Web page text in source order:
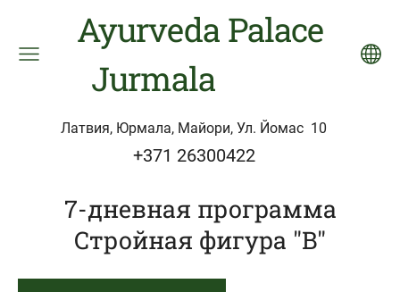
Ayurveda Palace
Jurmala
Латвия, Юрмала, Майори, Ул. Йомас 10
+371 26300422
7-дневная программа
Стройная фигура "B"